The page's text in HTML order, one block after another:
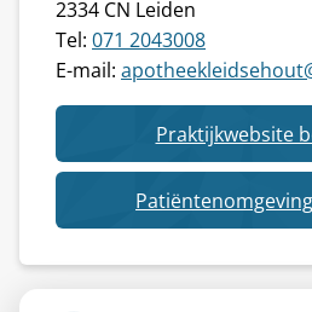
2334 CN Leiden
Tel: 071 2043008
E-mail:
Praktijkwebsite